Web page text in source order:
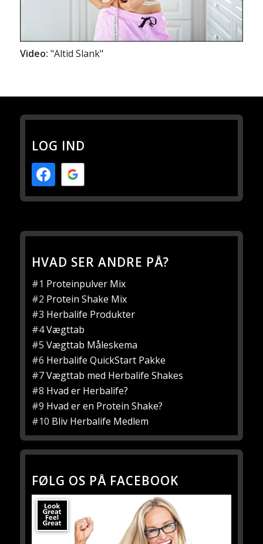
Video: "Altid Slank"
LOG IND
HVAD SER ANDRE PÅ?
#1 Proteinpulver Mix
#2 Protein Shake Mix
#3 Herbalife Produkter
#4Vægttab
#5Vægttab Måleskema
#6 Herbalife QuickStart Pakke
#7Vægttab med Herbalife Shakes
#8 Hvad er Herbalife?
#9 Hvad er en Protein Shake?
#10 Bliv Herbalife Medlem
FØLG OS PÅ FACEBOOK